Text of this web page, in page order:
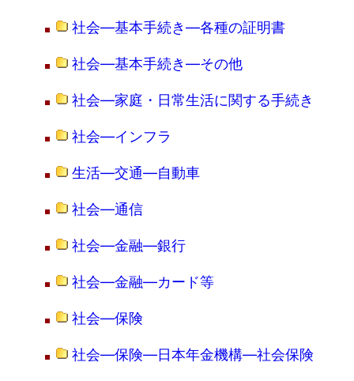
社会―基本手続き―各種の証明書
社会―基本手続き―その他
社会―家庭・日常生活に関する手続き
社会―インフラ
生活―交通―自動車
社会―通信
社会―金融―銀行
社会―金融―カード等
社会―保険
社会―保険―日本年金機構―社会保険